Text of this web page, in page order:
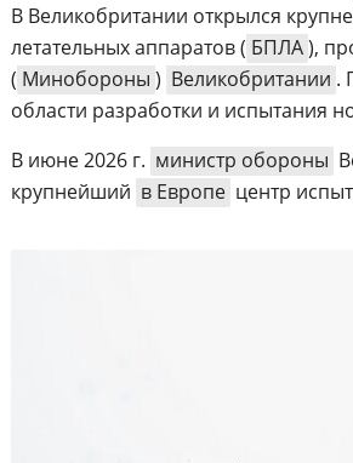
В Великобритании открылся
летательных аппаратов ( БПЛА),
( Минобороны ) Великобритании .
области разработки и испытания
В июне 2026 г. министр обороны
крупнейший в Европе центр